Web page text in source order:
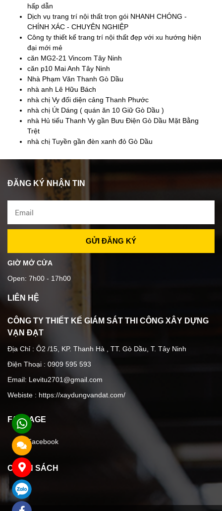
hấp dẫn
Dịch vụ trang trí nội thất trọn gói NHANH CHÓNG -
CHÍNH XÁC - CHUYÊN NGHIỆP
Công ty thiết kế trang trí nội thất đẹp với xu hướng hiện
đại mới mẻ
căn MG2-21 Vincom Tây Ninh
căn p10 Mai Anh Tây Ninh
Nhà Phạm Văn Thanh Gò Dầu
nhà anh Lê Hữu Bách
nhà chị Vy đối diện cảng Thanh Phước
nhà chị Út Dáng ( quán ăn 10 Giữ Gò Dầu )
nhà Hủ tiếu Thanh Vy gần Bưu Điện Gò Dầu Mặt Bằng
Trệt
nhà chị Tuyền gần đèn xanh đỏ Gò Dầu
ĐĂNG KÝ NHẬN TIN
GIỜ MỞ CỬA
Open: 7h00 - 17h00
LIÊN HỆ
CÔNG TY THIẾT KẾ GIÁM SÁT THI CÔNG XÂY DỰNG
VẠN ĐẠT
Địa Chỉ : Ô2 /15, KP. Thanh Hà , TT. Gò Dầu, T. Tây Ninh
Điện Thoại : 0909 595 593
Email: Levitu2701@gmail.com
Webiste : https://xaydungvandat.com/
FANPAGE
Facebook
CHÍNH SÁCH